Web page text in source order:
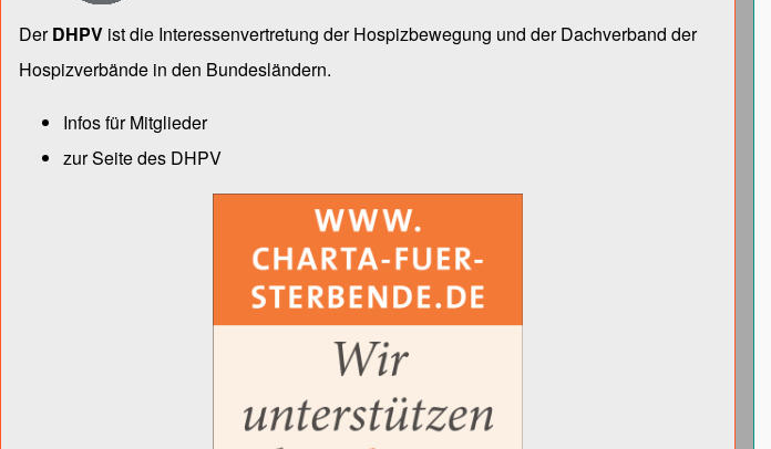
DerDHPV ist die Inter­essen­ver­tre­tung der Hospiz­bewegung und der Dach­verband der
Hospiz­verbände in den Bun­des­län­dern.
Infos für Mitglieder
zur Seite des DHPV